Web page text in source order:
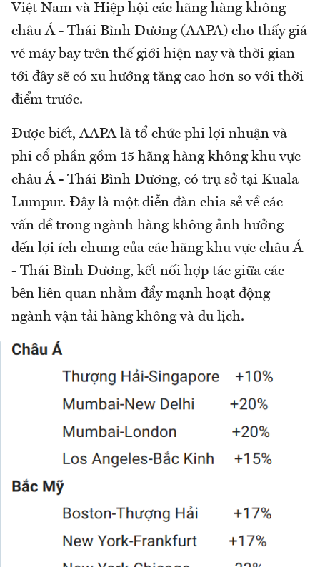
Việt Nam và Hiệp hội các hãng hàng không
châu Á - Thái Bình Dương (AAPA) cho thấy giá
vé máy bay trên thế giới hiện nay và thời gian
tới đây sẽ có xu hướng tăng cao hơn so với thời
điểm trước.
Được biết, AAPA là tổ chức phi lợi nhuận và
phi cổ phần gồm 15 hãng hàng không khu vực
châu Á - Thái Bình Dương, có trụ sở tại Kuala
Lumpur. Đây là một diễn đàn chia sẻ về các
vấn đề trong ngành hàng không ảnh hưởng
đến lợi ích chung của các hãng khu vực châu Á
- Thái Bình Dương, kết nối hợp tác giữa các
bên liên quan nhằm đẩy mạnh hoạt động
ngành vận tải hàng không và du lịch.